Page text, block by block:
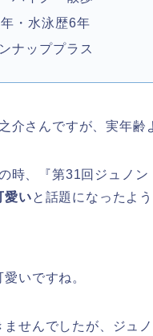
・水泳歴6年
ナッププラス
介さんですが、実年齢
時、『第31回ジュノン
愛いと話題になったよう
いですね。
せんでしたが、ジュ